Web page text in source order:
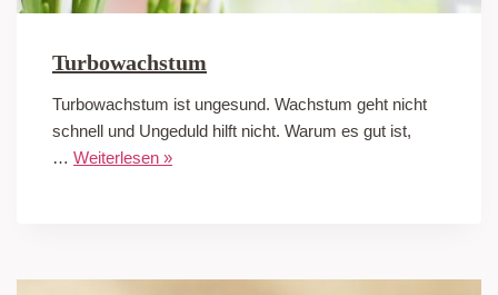
Turbowachstum
Turbowachstum ist ungesund. Wachstum geht nicht
schnell und Ungeduld hilft nicht. Warum es gut ist,
… Weiterlesen »